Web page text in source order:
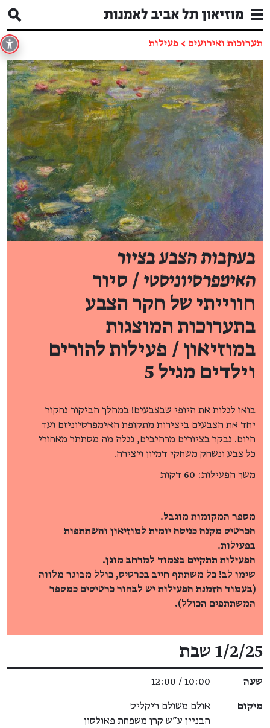
תערוכות ואירועים ← פעילות
בעקבות הצבע בציור
האימפרסיוניסטי / סיור
חווייתי של חקר הצבע
בתערוכות המוצגות
במוזיאון / פעילות להורים
וילדים מגיל 5
בואו לגלות את היופי שבצבעים! במהלך הביקור נחקור
יחד את הצבעים ביצירות מתקופת האימפרסיוניזם ועד
היום. נבקר בציורים מרהיבים, נגלה מה מסתתר מאחורי
כל צבע ונשחק משחקי דמיון ויצירה.
משך הפעילות: 60 דקות
—
מספר המקומות מוגבל.
הכרטיס מקנה כניסה יומית למוזיאון והשתתפות
בפעילות.
הפעילות תתקיים בצמוד למרחב מוגן.
שימו לב! כל משתתף חייב בכרטיס, כולל מבוגר מלווה
(בעמוד הזמנת הפעילות יש לבחור כרטיסים כמספר
המשתתפים הכולל).
פרטי האירוע
1/2/25 שבת
שעה 10:00 / 12:00
מיקום
אולם משולם ריקליס
הבניין ע"ש קרן משפחת פאולסון